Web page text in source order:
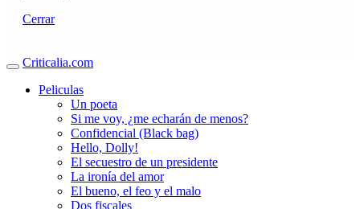
Cerrar
Criticalia.com
Peliculas
Un poeta
Si me voy, ¿me echarán de menos?
Confidencial (Black bag)
Hello, Dolly!
El secuestro de un presidente
La ironía del amor
El bueno, el feo y el malo
Dos fiscales